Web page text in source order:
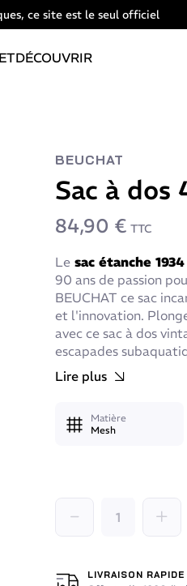
ce site est le seul officiel
DÉCOUVRIR
BEUCHAT
Sac à dos
84,90 € TTC
Lesac étanche 1934
90 ans de passion
BEUCHAT ce sac
et l'innovation.
avec ce sac à dos
escapades
Lire plus
Matière
Mesh
LIVRAISON RAPIDE